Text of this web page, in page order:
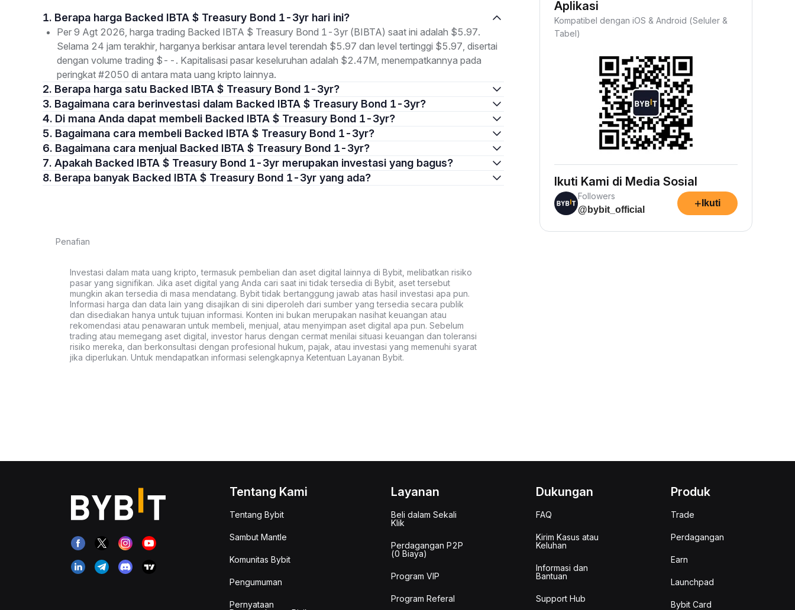
1. Berapa harga Backed IBTA $ Treasury Bond 1-3yr hari ini?
Per 9 Agt 2026, harga trading Backed IBTA $ Treasury Bond 1-3yr (BIBTA) saat ini adalah $5.97.
Selama 24 jam terakhir, harganya berkisar antara level terendah $5.97 dan level tertinggi $5.97, disertai
dengan volume trading $--. Kapitalisasi pasar keseluruhan adalah $2.47M, menempatkannya pada
peringkat #2050 di antara mata uang kripto lainnya.
2. Berapa harga satu Backed IBTA $ Treasury Bond 1-3yr?
3. Bagaimana cara berinvestasi dalam Backed IBTA $ Treasury Bond 1-3yr?
4. Di mana Anda dapat membeli Backed IBTA $ Treasury Bond 1-3yr?
5. Bagaimana cara membeli Backed IBTA $ Treasury Bond 1-3yr?
6. Bagaimana cara menjual Backed IBTA $ Treasury Bond 1-3yr?
7. Apakah Backed IBTA $ Treasury Bond 1-3yr merupakan investasi yang bagus?
8. Berapa banyak Backed IBTA $ Treasury Bond 1-3yr yang ada?
Penafian
Investasi dalam mata uang kripto, termasuk pembelian dan aset digital lainnya di Bybit, melibatkan risiko
pasar yang signifikan. Jika aset digital yang Anda cari saat ini tidak tersedia di Bybit, aset tersebut
mungkin akan tersedia di masa mendatang. Bybit tidak bertanggung jawab atas hasil investasi apa pun.
Informasi harga dan data lain yang disajikan di sini diperoleh dari sumber yang tersedia secara publik
dan disediakan hanya untuk tujuan informasi. Konten ini bukan merupakan nasihat keuangan atau
rekomendasi atau penawaran untuk membeli, menjual, atau menyimpan aset digital apa pun. Sebelum
trading atau memegang aset digital, investor harus dengan cermat menilai situasi keuangan dan toleransi
risiko mereka, dan berkonsultasi dengan profesional hukum, pajak, atau investasi yang memenuhi syarat
jika diperlukan. Untuk mendapatkan informasi selengkapnya Ketentuan Layanan Bybit.
Aplikasi
Kompatibel dengan iOS & Android (Seluler &
Tabel)
Ikuti Kami di Media Sosial
Followers
@bybit_official
+ Ikuti
Tentang Kami
Tentang Bybit
Sambut Mantle
Komunitas Bybit
Pengumuman
Pernyataan
Layanan
Beli dalam Sekali
Klik
Perdagangan P2P
(0 Biaya)
Program VIP
Program Referal
Dukungan
FAQ
Kirim Kasus atau
Keluhan
Informasi dan
Bantuan
Support Hub
Produk
Trade
Perdagangan
Earn
Launchpad
Bybit Card